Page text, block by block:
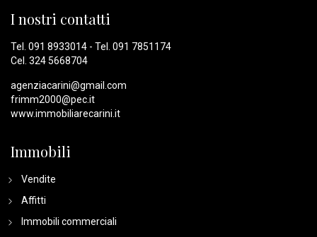
I nostri contatti
Tel. 091 8933014 - Tel. 091 7851174
Cel. 324 5668704
agenziacarini@gmail.com
frimm2000@pec.it
www.immobiliarecarini.it
Immobili
Vendite
Affitti
Immobili commerciali